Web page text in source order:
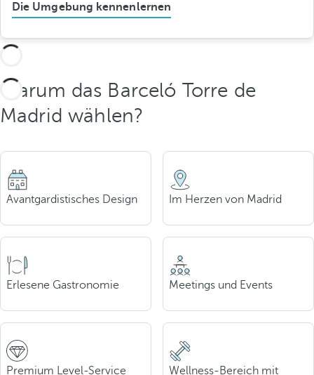
Die Umgebung kennenlernen
Warum das Barceló Torre de
Madrid wählen?
Avantgardistisches Design Im Herzen von Madrid
Erlesene Gastronomie Meetings und Events
Premium Level-Service
Wellness-Bereich mit